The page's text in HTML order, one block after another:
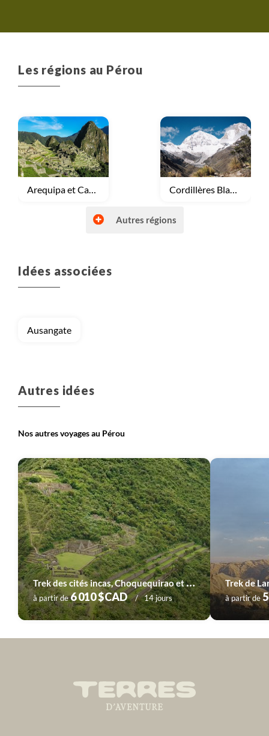
Les régions au Pérou
Voyage
Arequipa et Canyon de Colca Voyage
Cordillères Blanche
Voyage
Cuzco et Machu Picchu
Autres régions
Idées associées
Ausangate
Autres idées
Nos autres voyages au Pérou
T
rek des cités incas, Choquequirao et Machu Picchu
à partir de6 010 $CAD 14 jours à partir de